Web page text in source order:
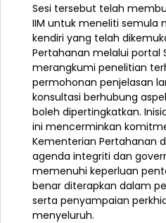
Sesi tersebut telah
IIM untuk meneliti semula
kendiri yang telah
Pertahanan melalui portal
merangkumi penelitian
permohonan penjelasan
konsultasi berhubung
boleh dipertingkatkan.
ini mencerminkan
Kementerian Pertahanan
agenda integriti dan
memenuhi keperluan
benar diterapkan dalam
serta penyampaian
menyeluruh.